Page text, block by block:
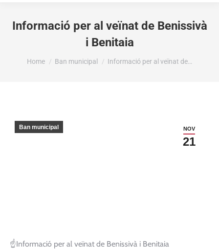
Informació per al veïnat de Benissivà
i Benitaia
You are here:
Home Ban municipal Informació per al veïnat de…
NOV
21
Ban municipal
☝️Informació per al veïnat de Benissivà i Benitaia